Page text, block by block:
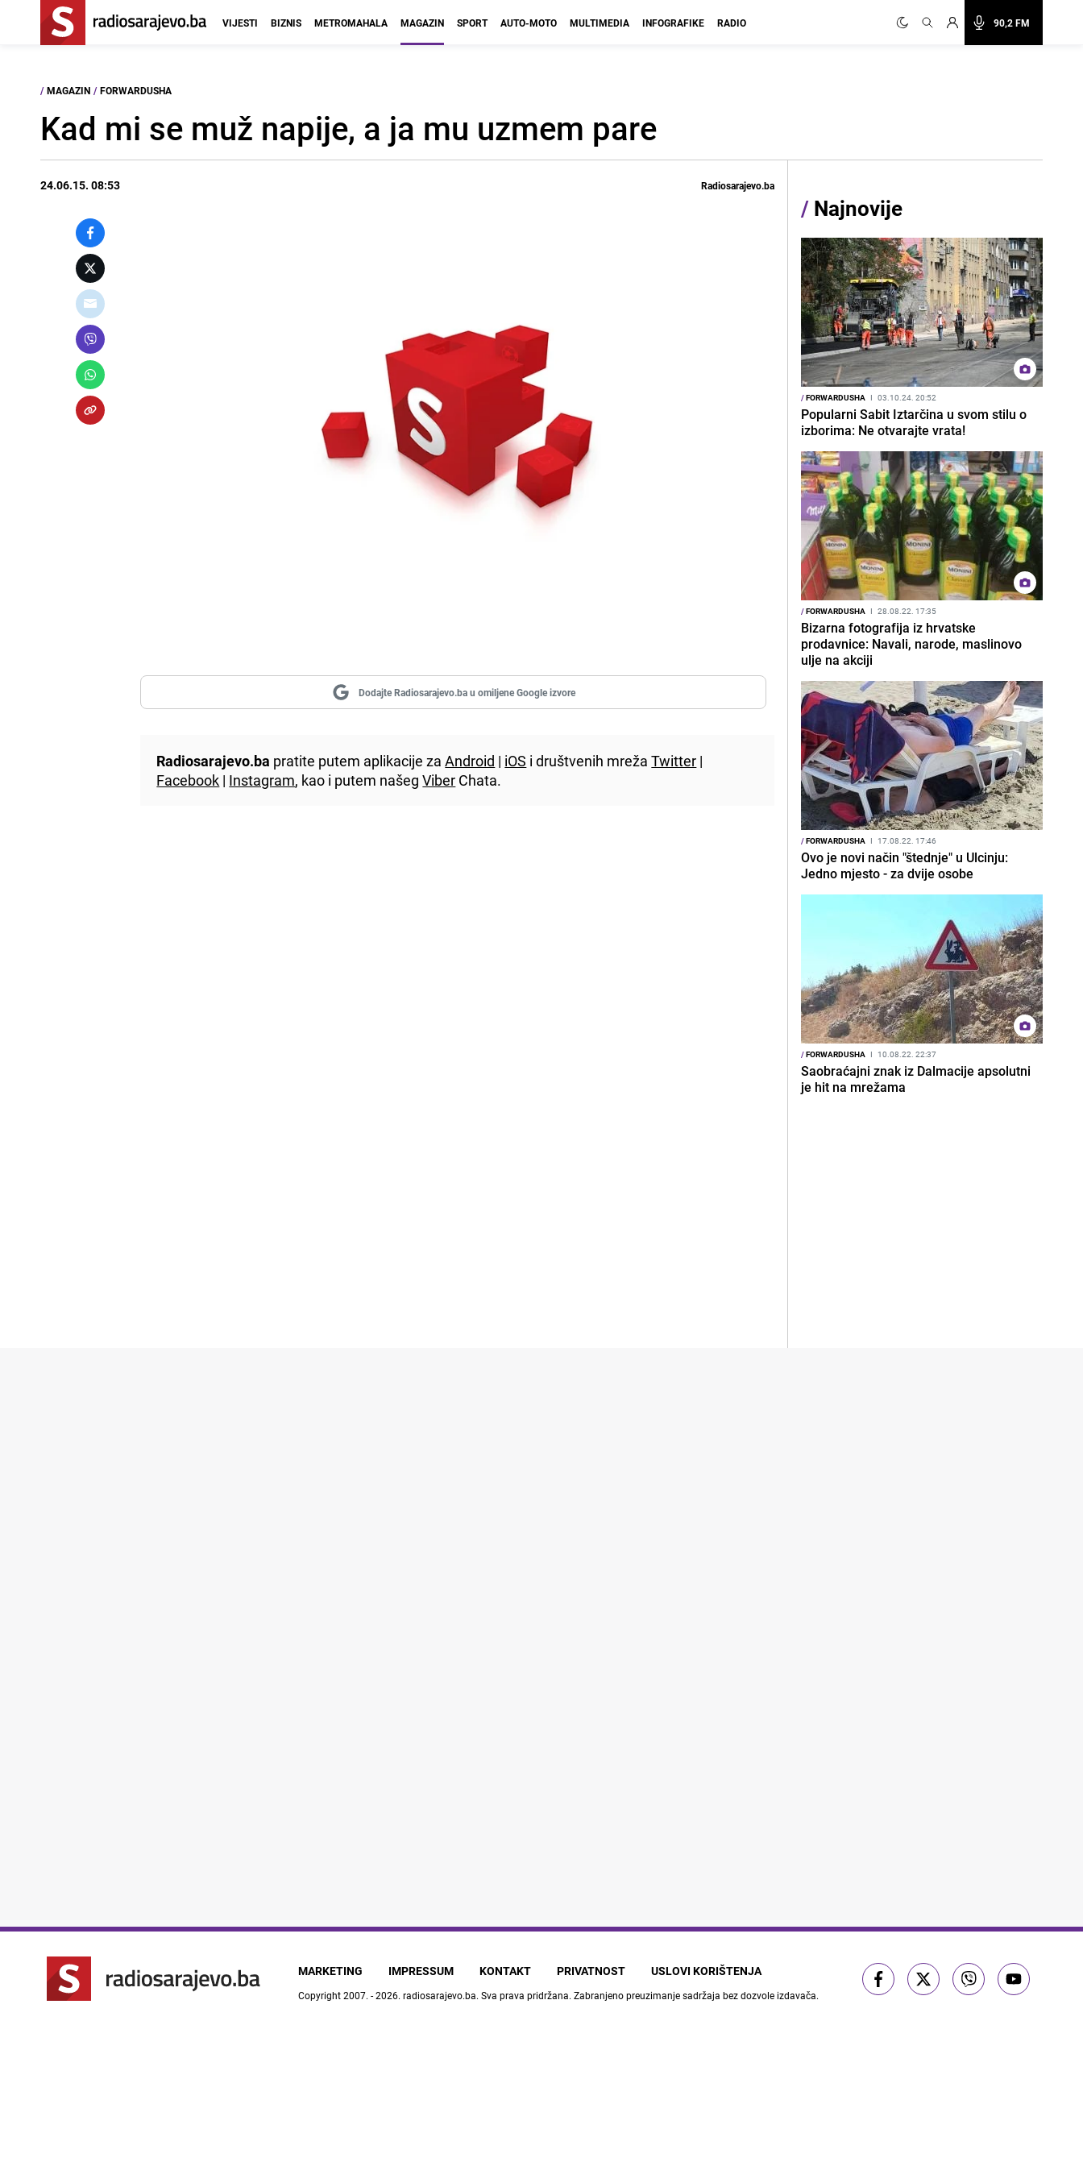
90,2 FM
VIJESTI BIZNIS METROMAHALA MAGAZIN SPORT AUTO-MOTO MULTIMEDIA INFOGRAFIKE RADIO
/ MAGAZIN / FORWARDUSHA
Kad mi se muž napije, a ja mu uzmem pare
24.06.15. 08:53 Radiosarajevo.ba
Dodajte Radiosarajevo.ba u omiljene Google izvore
Radiosarajevo.ba pratite putem aplikacije zaAndroid | iOS i društvenih mrežaTwitter |
Facebook | Instagram, kao i putem našegViber Chata.
/ Najnovije
/FORWARDUSHA I 03.10.24. 20:52
Popularni Sabit Iztarčina u svom stilu o
izborima: Ne otvarajte vrata!
/FORWARDUSHA I 28.08.22. 17:35
Bizarna fotografija iz hrvatske
prodavnice: Navali, narode, maslinovo
ulje na akciji
/FORWARDUSHA I 17.08.22. 17:46
Ovo je novi način "štednje" u Ulcinju:
Jedno mjesto - za dvije osobe
/FORWARDUSHA I 10.08.22. 22:37
Saobraćajni znak iz Dalmacije apsolutni
je hit na mrežama
MARKETING IMPRESSUM KONTAKT PRIVATNOST USLOVI KORIŠTENJA
Copyright 2007. - 2026. radiosarajevo.ba. Sva prava pridržana. Zabranjeno preuzimanje sadržaja bez dozvole izdavača.